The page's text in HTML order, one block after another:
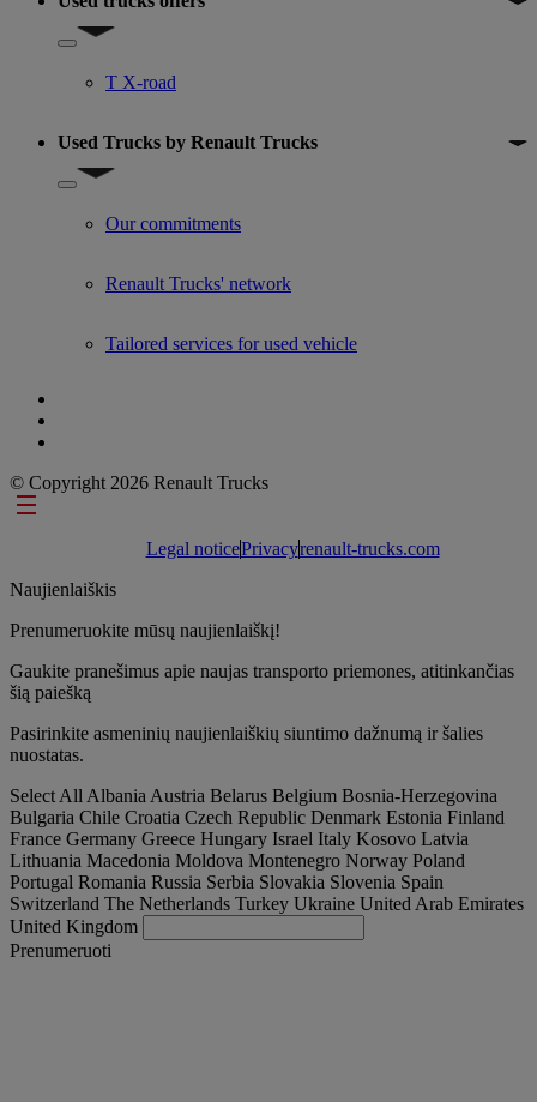
Show submenu for Used trucks offers
T X-road
Used Trucks by Renault Trucks
Show submenu for Used Trucks by Renault Trucks
Our commitments
Renault Trucks' network
Tailored services for used vehicle
© Copyright 2026 Renault Trucks
Footer links
Legal noticePrivacyrenault-trucks.com
Naujienlaiškis
Prenumeruokite mūsų naujienlaiškį!
Gaukite pranešimus apie naujas transporto priemones, atitinkančias
šią paiešką
Pasirinkite asmeninių naujienlaiškių siuntimo dažnumą ir šalies
nuostatas.
Select All Albania Austria Belarus Belgium Bosnia-Herzegovina
Bulgaria Chile Croatia Czech Republic Denmark Estonia Finland
France Germany Greece Hungary Israel Italy Kosovo Latvia
Lithuania Macedonia Moldova Montenegro Norway Poland
Portugal Romania Russia Serbia Slovakia Slovenia Spain
Switzerland The Netherlands Turkey Ukraine United Arab Emirates
United Kingdom
Prenumeruoti